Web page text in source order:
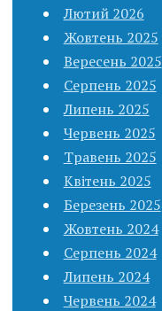
Лютий 2026
Жовтень 2025
Вересень 2025
Серпень 2025
Липень 2025
Червень 2025
Травень 2025
Квітень 2025
Березень 2025
Жовтень 2024
Серпень 2024
Липень 2024
Червень 2024